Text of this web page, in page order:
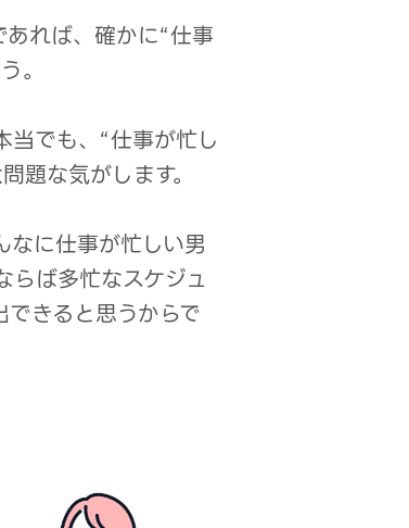
れば、確かに“仕事
。
当でも、“仕事が忙し
題な気がします。
なに仕事が忙しい男
らば多忙なスケジュ
きると思うからで